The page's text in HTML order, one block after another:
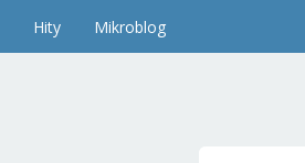
Hity Mikroblog